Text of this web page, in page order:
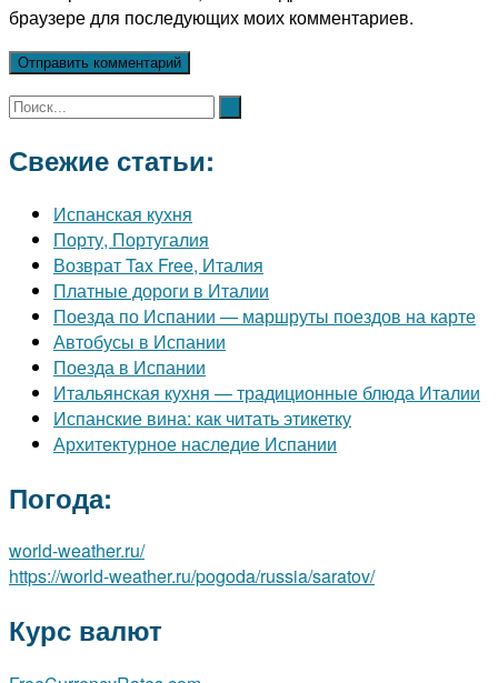
браузере для последующих моих комментариев.
Свежие статьи:
Испанская кухня
Порту, Португалия
Возврат Tax Free, Италия
Платные дороги в Италии
Поезда по Испании — маршруты поездов на карте
Автобусы в Испании
Поезда в Испании
Итальянская кухня — традиционные блюда Италии
Испанские вина: как читать этикетку
Архитектурное наследие Испании
Погода:
world-weather.ru/
https://world-weather.ru/pogoda/russia/saratov/
Курс валют